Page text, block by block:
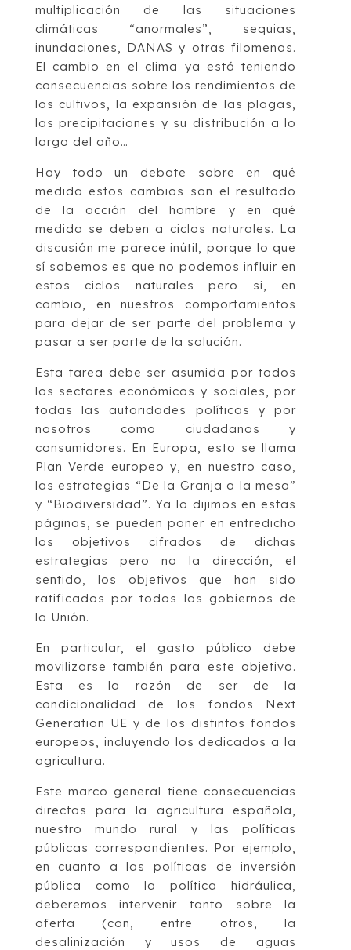
multiplicación de las situaciones
climáticas “anormales”, sequias,
inundaciones, DANAS y otras filomenas.
El cambio en el clima ya está teniendo
consecuencias sobre los rendimientos de
los cultivos, la expansión de las plagas,
las precipitaciones y su distribución a lo
largo del año…
Hay todo un debate sobre en qué
medida estos cambios son el resultado
de la acción del hombre y en qué
medida se deben a ciclos naturales. La
discusión me parece inútil, porque lo que
sí sabemos es que no podemos influir en
estos ciclos naturales pero si, en
cambio, en nuestros comportamientos
para dejar de ser parte del problema y
pasar a ser parte de la solución.
Esta tarea debe ser asumida por todos
los sectores económicos y sociales, por
todas las autoridades políticas y por
nosotros como ciudadanos y
consumidores. En Europa, esto se llama
Plan Verde europeo y, en nuestro caso,
las estrategias “De la Granja a la mesa”
y “Biodiversidad”. Ya lo dijimos en estas
páginas, se pueden poner en entredicho
los objetivos cifrados de dichas
estrategias pero no la dirección, el
sentido, los objetivos que han sido
ratificados por todos los gobiernos de
la Unión.
En particular, el gasto público debe
movilizarse también para este objetivo.
Esta es la razón de ser de la
condicionalidad de los fondos Next
Generation UE y de los distintos fondos
europeos, incluyendo los dedicados a la
agricultura.
Este marco general tiene consecuencias
directas para la agricultura española,
nuestro mundo rural y las políticas
públicas correspondientes. Por ejemplo,
en cuanto a las políticas de inversión
pública como la política hidráulica,
deberemos intervenir tanto sobre la
oferta (con, entre otros, la
desalinización y usos de aguas